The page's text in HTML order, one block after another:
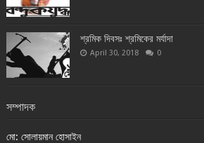
শ্রমিক দিবসঃ শ্রমিকের মর্যাদা
April 30, 2018 0
সম্পাদক
মো: সোলায়মান হোসাইন